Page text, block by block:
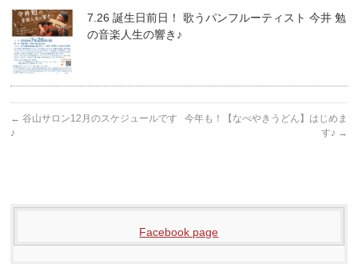
7.26 誕生日前日！ 歌うパンフルーティスト 今井 勉
の音楽人生の響き♪
← 谷山サロン12月のスケジュールです
♪
今年も！【なべやきうどん】はじめま
す♪ →
Facebook page